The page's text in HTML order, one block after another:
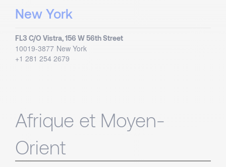
New York
FL3 C/O Vistra, 156 W 56th Street
10019-3877 New York
+1 281 254 2679
Afrique et Moyen-
Orient